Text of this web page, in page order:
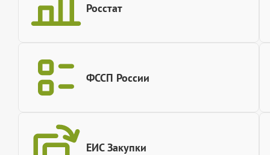
Росстат
ФССП России
ЕИС Закупки